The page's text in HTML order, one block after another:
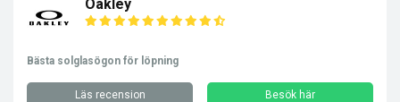
Oakley
Bästa solglasögon för löpning
Läs recension Besök här